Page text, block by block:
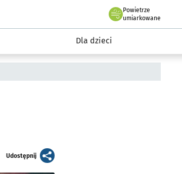
Powietrze
we Wrocławiu
umiarkowane
Dla dzieci
Udostępnijartykuł